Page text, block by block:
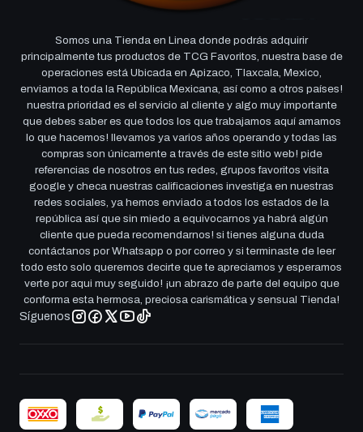
Somos una Tienda en Linea donde podrás adquirir
principalmente tus productos de TCG Favoritos, nuestra base de
operaciones está Ubicada en Apizaco, Tlaxcala, Mexico,
enviamos a toda la República Mexicana, así como a otros países!
nuestra prioridad es el servicio al cliente y algo muy importante
que debes saber es que todos los que trabajamos aquí amamos
lo que hacemos! llevamos ya varios años operando y todas las
compras son únicamente a través de este sitio web! pide
referencias de nosotros en tus redes, grupos favoritos visita
google y checa nuestras calificaciones investiga en nuestras
redes sociales, ya hemos enviado a todos los estados de la
república así que sin miedo a equivocarnos ya habrá algún
cliente que pueda recomendarnos! si tienes alguna duda
contáctanos por Whatsapp o por correo y si terminaste de leer
todo esto solo queremos decirte que te apreciamos y esperamos
verte por aqui muy seguido! ¡un abrazo de parte del equipo que
conforma esta hermosa, preciosa carismática y sensual Tienda!
Síguenos